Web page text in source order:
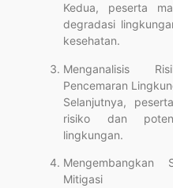
Kedua, peserta
degradasi
kesehatan.
Menganalisis
Pencemaran
Selanjutnya,
risiko dan
lingkungan.
Mengembangkan
Mitigasi